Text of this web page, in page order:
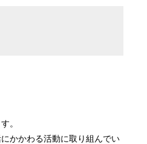
。
かかわる活動に取り組んでい